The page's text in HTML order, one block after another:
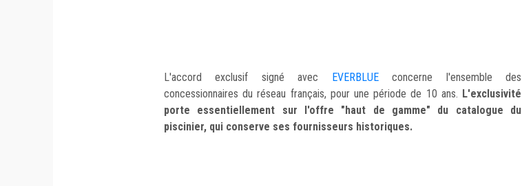
L'accord exclusif signé avec EVERBLUEconcerne l'ensemble des
concessionnaires du réseau français, pour une période de 10 ans. L'exclusivité
porte essentiellement sur l'offre "haut de gamme" du catalogue du
piscinier, qui conserve ses fournisseurs historiques.